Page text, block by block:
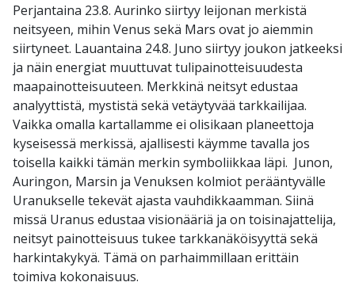
Perjantaina 23.8. Aurinko siirtyy leijonan merkistä
neitsyeen, mihin Venus sekä Mars ovat jo aiemmin
siirtyneet. Lauantaina 24.8. Juno siirtyy joukon jatkeeksi
ja näin energiat muuttuvat tulipainotteisuudesta
maapainotteisuuteen. Merkkinä neitsyt edustaa
analyyttistä, mystistä sekä vetäytyvää tarkkailijaa.
Vaikka omalla kartallamme ei olisikaan planeettoja
kyseisessä merkissä, ajallisesti käymme tavalla jos
toisella kaikki tämän merkin symboliikkaa läpi. Junon,
Auringon, Marsin ja Venuksen kolmiot perääntyvälle
Uranukselle tekevät ajasta vauhdikkaamman. Siinä
missä Uranus edustaa visionääriä ja on toisinajattelija,
neitsyt painotteisuus tukee tarkkanäköisyyttä sekä
harkintakykyä. Tämä on parhaimmillaan erittäin
toimiva kokonaisuus.